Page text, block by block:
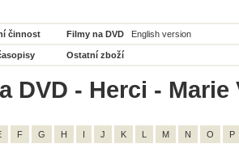
činnost Filmy na DVD English version
Ostatní zboží
DVD - Herci -
F G H I J K L M N O P